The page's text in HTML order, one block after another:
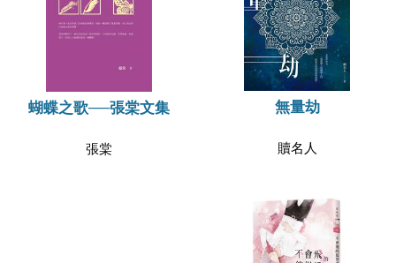
蝴蝶之歌──張棠文集
張棠
無量劫
贖名人